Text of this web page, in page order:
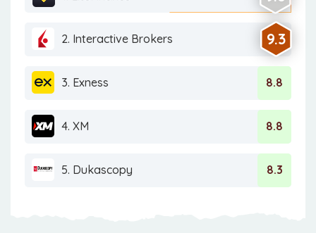
2. Interactive Brokers 9.3
3. Exness 8.8
4. XM 8.8
5. Dukascopy 8.3